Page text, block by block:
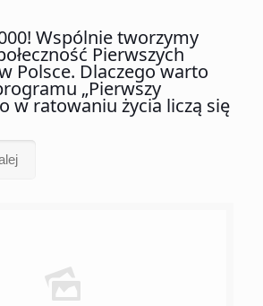
Wspólnie tworzymy
Pierwszych
Polsce. Dlaczego warto
„Pierwszy
w ratowaniu życia liczą się